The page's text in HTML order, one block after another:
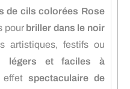
de cils colorées Rose
pour briller dans le noir
artistiques, festifs ou
légers et faciles à
effet spectaculaire de